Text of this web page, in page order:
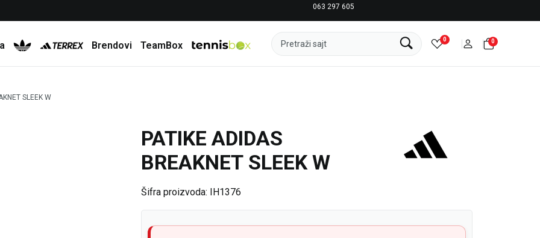
063 297 605
Brendovi TeamBox Pretraži sajt 0 0
SLEEK W
PATIKE ADIDAS
BREAKNET SLEEK W
Šifra proizvoda: IH1376